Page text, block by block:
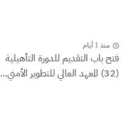
منذ 1 أيام
فتح باب التقديم للدورة التأهيلية
(32) المعهد العالي للتطوير الأمني...